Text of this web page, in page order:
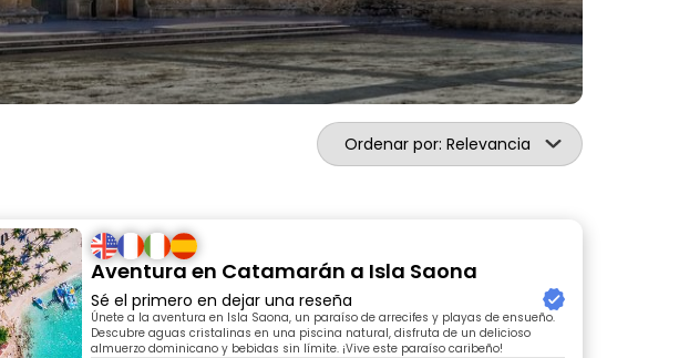
Ordenar por: Relevancia
Aventura en Catamarán a Isla Saona
Sé el primero en dejar una reseña
Únete a la aventura en Isla Saona, un paraíso de arrecifes y playas de ensueño.
Descubre aguas cristalinas en una piscina natural, disfruta de un delicioso
almuerzo dominicano y bebidas sin límite. ¡Vive este paraíso caribeño!